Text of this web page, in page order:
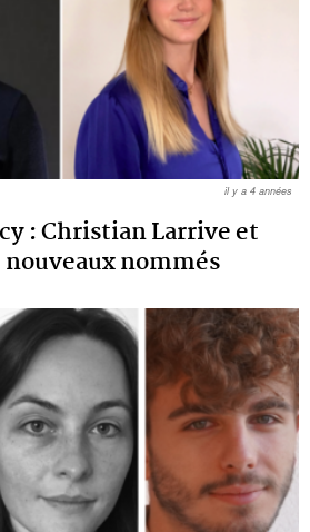
: Christian Larrive et
nommés
il y a 4 années